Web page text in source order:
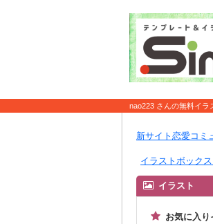
nao223 さんの無料イラ
新サイト恋愛コミ
イラストボック
イラスト
お気に入り